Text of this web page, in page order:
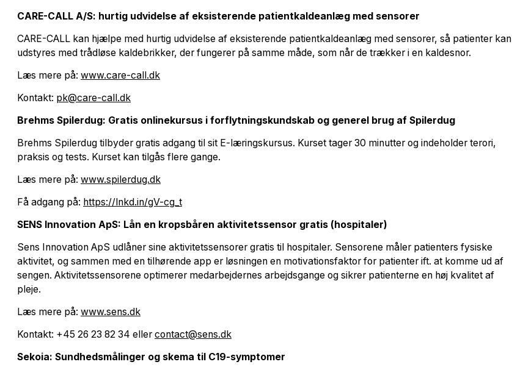
CARE-CALL A/S: hurtig udvidelse af eksisterende patientkaldeanlæg med sensorer
CARE-CALL kan hjælpe med hurtig udvidelse af eksisterende patientkaldeanlæg med sensorer, så patienter kan
udstyres med trådløse kaldebrikker, der fungerer på samme måde, som når de trækker i en kaldesnor.
Læs mere på: www.care-call.dk
Kontakt: pk@care-call.dk
Brehms Spilerdug: Gratis onlinekursus i forflytningskundskab og generel brug af Spilerdug
Brehms Spilerdug tilbyder gratis adgang til sit E-læringskursus. Kurset tager 30 minutter og indeholder terori,
praksis og tests. Kurset kan tilgås flere gange.
Læs mere på: www.spilerdug.dk
Få adgang på: https://lnkd.in/gV-cg_t
SENS Innovation ApS: Lån en kropsbåren aktivitetssensor gratis (hospitaler)
Sens Innovation ApS udlåner sine aktivitetssensorer gratis til hospitaler. Sensorene måler patienters fysiske
aktivitet, og sammen med en tilhørende app er løsningen en motivationsfaktor for patienter ift. at komme ud af
sengen. Aktivitetssensorene optimerer medarbejdernes arbejdsgange og sikrer patienterne en høj kvalitet af
pleje.
Læs mere på: www.sens.dk
Kontakt: +45 26 23 82 34 ellercontact@sens.dk
Sekoia: Sundhedsmålinger og skema til C19-symptomer